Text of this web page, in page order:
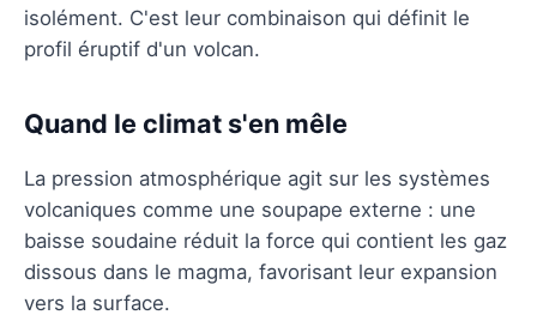
isolément. C'est leur combinaison qui définit le
profil éruptif d'un volcan.
Quand le climat s'en mêle
La pression atmosphérique agit sur les systèmes
volcaniques comme une soupape externe : une
baisse soudaine réduit la force qui contient les gaz
dissous dans le magma, favorisant leur expansion
vers la surface.